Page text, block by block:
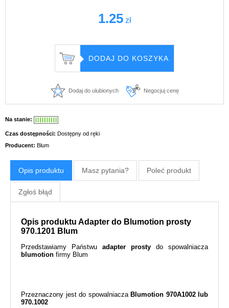
1.25 zł
Dodaj do ulubionych Negocjuj cenę
Na stanie:
Czas dostępności: Dostępny od ręki
Producent: Blum
Opis produktu Masz pytania? Poleć produkt
Zgłoś błąd
Opis produktu Adapter do Blumotion prosty
970.1201 Blum
Przedstawiamy Państwu adapter prosty do spowalniacza
blumotion firmy Blum
Przeznaczony jest do spowalniacza Blumotion 970A1002 lub
970.1002